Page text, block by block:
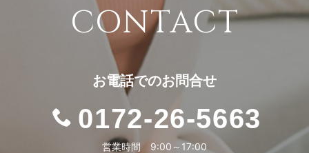
CONTACT
お電話でのお問合せ
0172-26-5663
営業時間 9:00～17:00